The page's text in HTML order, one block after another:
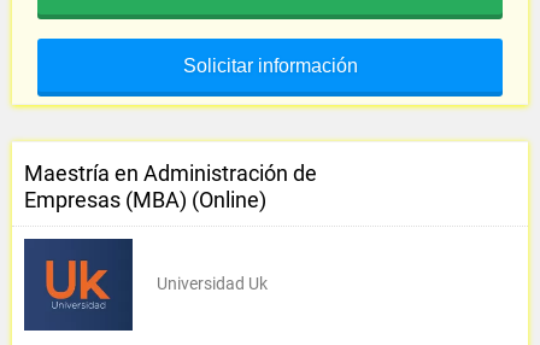
Solicitar información
Maestría en Administración de
Empresas (MBA) (Online)
Universidad Uk